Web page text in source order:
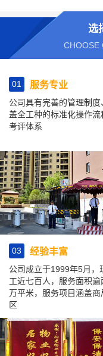
选
CHOOSE
01 服务专业
公司具有完善的管理制度
盖全工种的标准化操作流
考评体系
03 经验丰富
公司成立于1999年5月，
工近七百人，服务面积逾
万平米，服务项目涵盖商
区